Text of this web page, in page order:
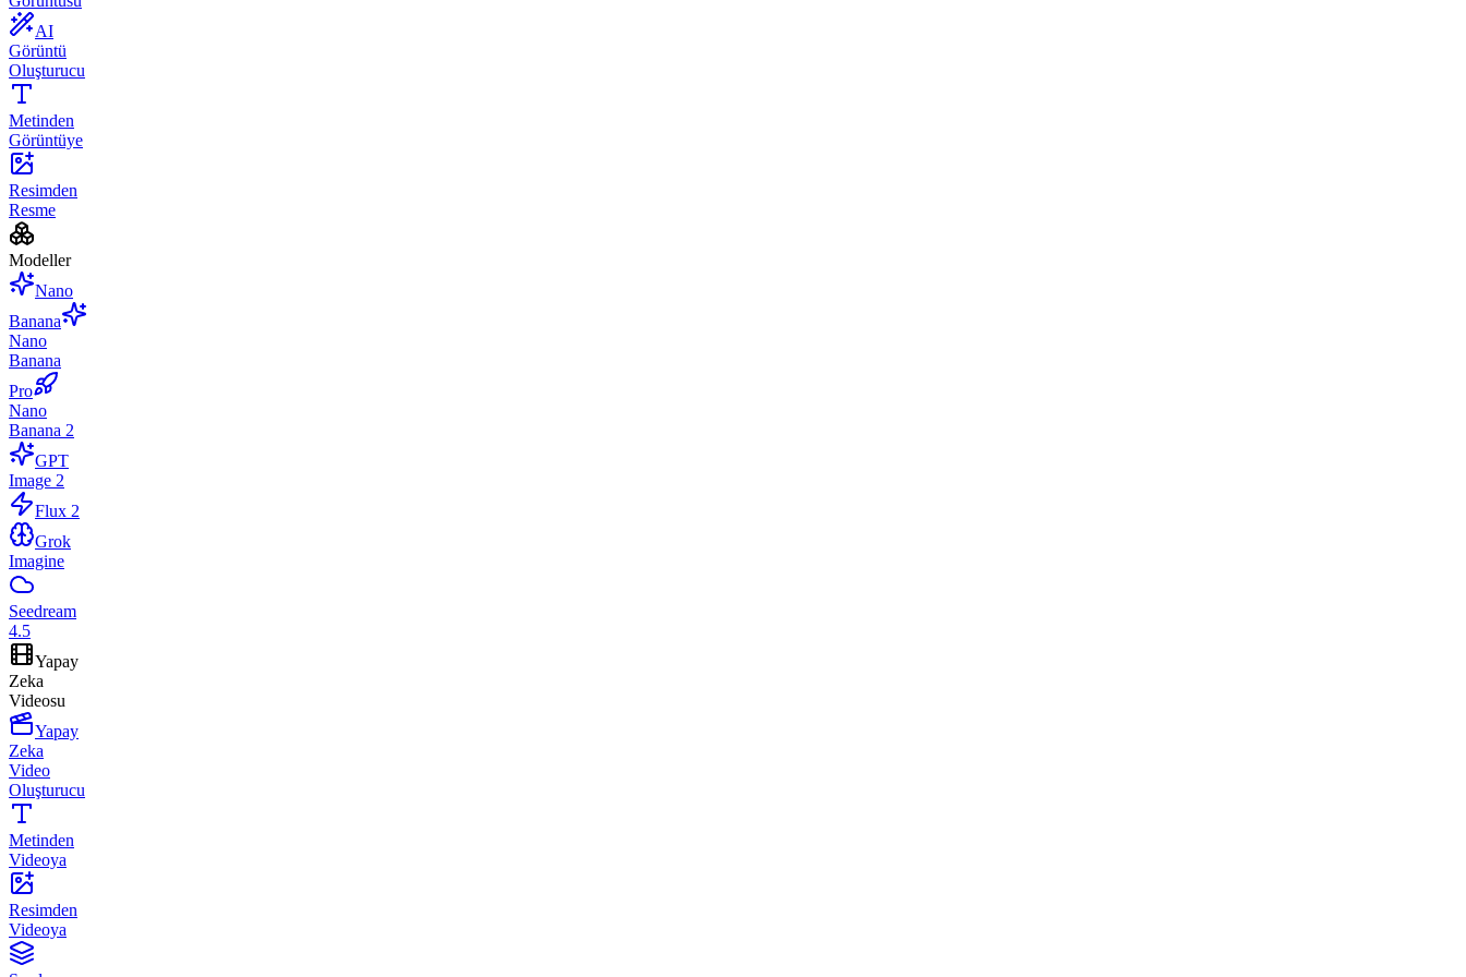
AI
Görüntü
Oluşturucu
Metinden
Görüntüye
Resimden
Resme
Modeller
Nano
Banana
Nano
Banana
Pro
Nano
Banana 2
GPT
Image 2
Flux 2
Grok
Imagine
Seedream
4.5
Yapay
Zeka
Videosu
Yapay
Zeka
Video
Oluşturucu
Metinden
Videoya
Resimden
Videoya